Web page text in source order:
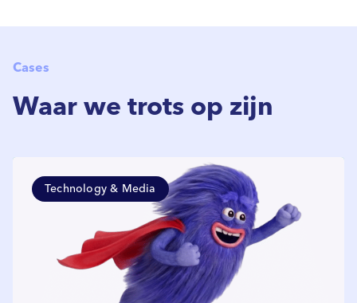
Waar we trots op zijn
Cases
Technology & Media